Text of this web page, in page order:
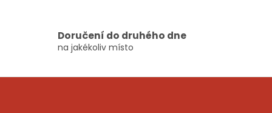
Doručení do druhého dne
na jakékoliv místo
Z